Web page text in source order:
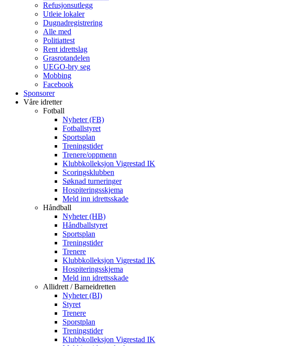
Refusjonsutlegg
Utleie lokaler
Dugnadregistrering
Alle med
Politiattest
Rent idrettslag
Grasrotandelen
UEGO-bry seg
Mobbing
Facebook
Sponsorer
Våre idretter
Fotball
Nyheter (FB)
Fotballstyret
Sportsplan
Treningstider
Trenere/oppmenn
Klubbkolleksjon Vigrestad IK
Scoringsklubben
Søknad turneringer
Hospiteringsskjema
Meld inn idrettsskade
Håndball
Nyheter (HB)
Håndballstyret
Sportsplan
Treningstider
Trenere
Klubbkolleksjon Vigrestad IK
Hospiteringsskjema
Meld inn idrettsskade
Allidrett / Barneidretten
Nyheter (BI)
Styret
Trenere
Sporstplan
Treningstider
Klubbkolleksjon Vigrestad IK